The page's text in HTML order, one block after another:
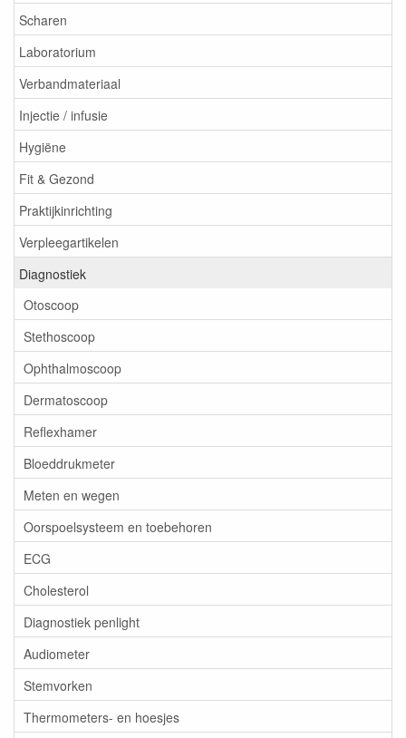
Scharen
Laboratorium
Verbandmateriaal
Injectie / infusie
Hygiëne
Fit & Gezond
Praktijkinrichting
Verpleegartikelen
Diagnostiek
Otoscoop
Stethoscoop
Ophthalmoscoop
Dermatoscoop
Reflexhamer
Bloeddrukmeter
Meten en wegen
Oorspoelsysteem en toebehoren
ECG
Cholesterol
Diagnostiek penlight
Audiometer
Stemvorken
Thermometers- en hoesjes